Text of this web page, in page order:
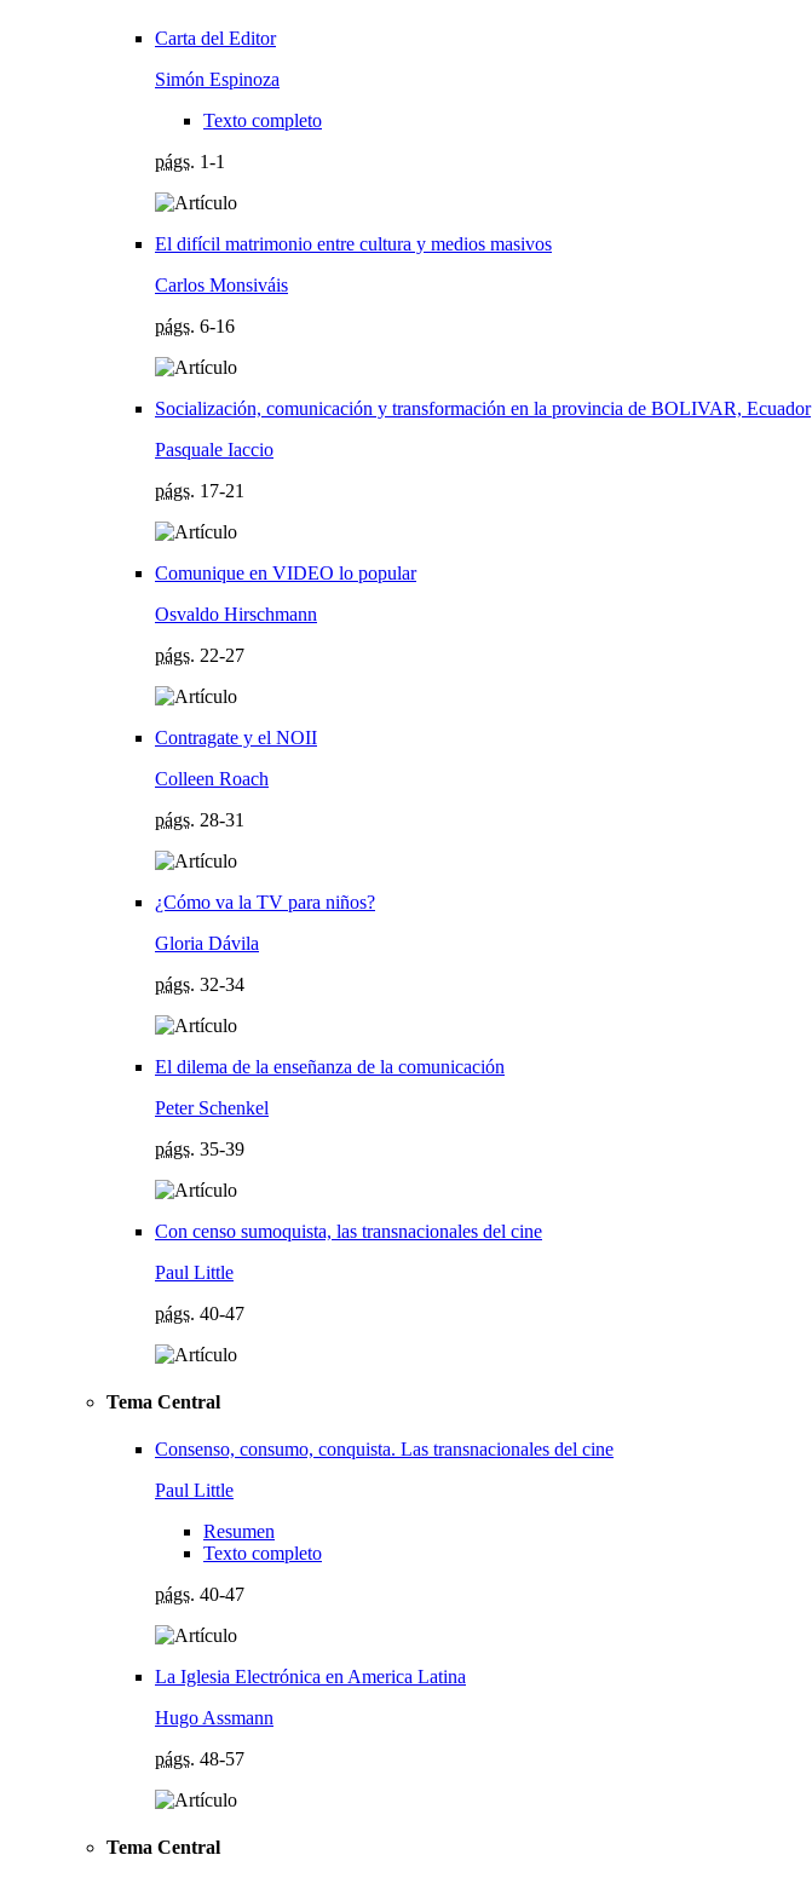
Carta del Editor
Simón Espinoza
Texto completo
págs. 1-1
El difícil matrimonio entre cultura y medios masivos
Carlos Monsiváis
págs. 6-16
Socialización, comunicación y transformación en la provincia de BOLIVAR, Ecuador
Pasquale Iaccio
págs. 17-21
Comunique en VIDEO lo popular
Osvaldo Hirschmann
págs. 22-27
Contragate y el NOII
Colleen Roach
págs. 28-31
¿Cómo va la TV para niños?
Gloria Dávila
págs. 32-34
El dilema de la enseñanza de la comunicación
Peter Schenkel
págs. 35-39
Con censo sumoquista, las transnacionales del cine
Paul Little
págs. 40-47
Tema Central
Consenso, consumo, conquista. Las transnacionales del cine
Paul Little
Resumen
Texto completo
págs. 40-47
La Iglesia Electrónica en America Latina
Hugo Assmann
págs. 48-57
Tema Central